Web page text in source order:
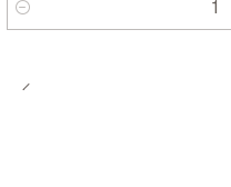
Cantidad